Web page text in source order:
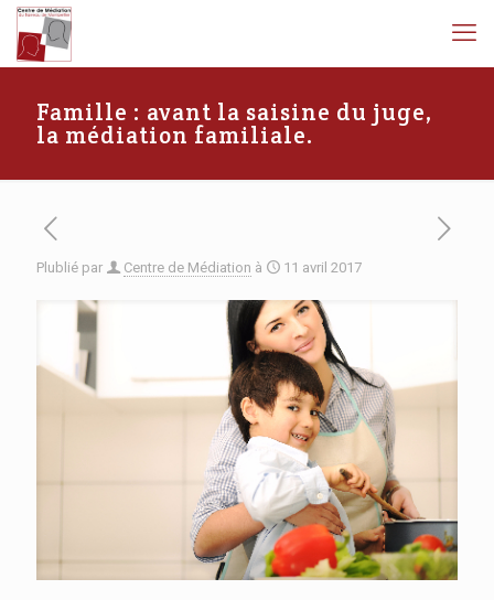
Famille : avant la saisine du juge,
la médiation familiale.
Plublié par Centre de Médiation à 11 avril 2017